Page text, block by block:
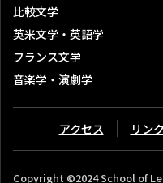
文学研
研
取材等申
比較文学
英米文学・英語学
フランス文学
音楽学・演劇学
アクセス リンク
Copyright ©2024 School of